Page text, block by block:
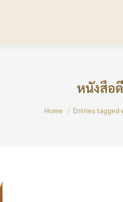
หนังสือ
Home Entries tagged